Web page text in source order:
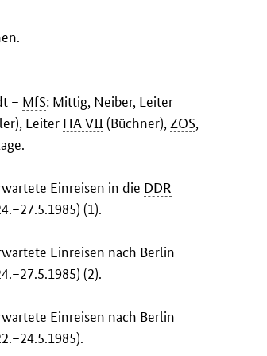
– MfS: Mittig, Neiber, Leiter
Leiter HA VII(Büchner),ZOS,
Einreisen in die DDR
(1).
Einreisen nach Berlin
(2).
Einreisen nach Berlin